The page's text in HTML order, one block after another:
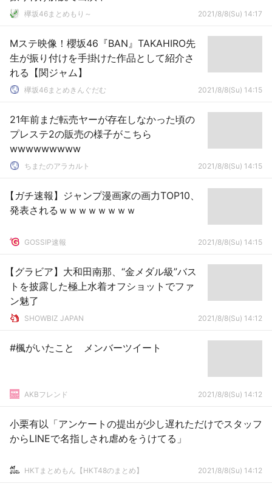
欅坂46まとめもり～ 2021/8/8(Su) 14:17
Mステ映像！櫻坂46『BAN』TAKAHIRO先
生が振り付けを手掛けた作品として紹介さ
れる【関ジャム】
欅坂46まとめきんぐだむ 2021/8/8(Su) 14:15
21年前まだ転売ヤーが存在しなかった頃の
プレステ2の販売の様子がこちら
wwwwwwwww
ちまたのアラカルト 2021/8/8(Su) 14:15
【ガチ速報】ジャンプ漫画家の画力TOP10、
発表されるｗｗｗｗｗｗｗｗ
GOSSIP速報 2021/8/8(Su) 14:15
【グラビア】大和田南那、“金メダル級”バス
トを披露した極上水着オフショットでファ
ン魅了
SHOWBIZ JAPAN 2021/8/8(Su) 14:12
#楓がいたこと メンバーツイート
AKBフレンド 2021/8/8(Su) 14:12
小栗有以「アンケートの提出が少し遅れただけでスタッフ
からLINEで名指しされ虐めをうけてる」
HKTまとめもん【HKT48のまとめ】 2021/8/8(Su) 14:12